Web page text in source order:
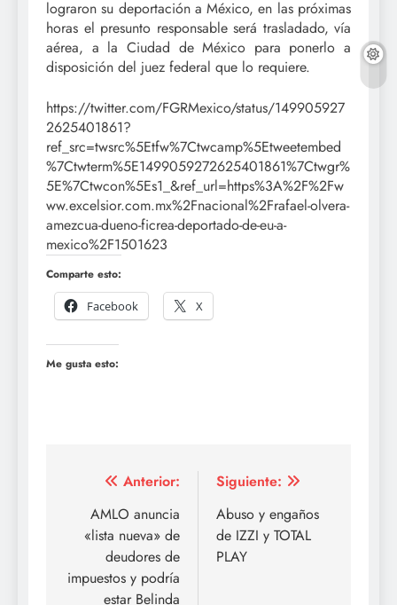
lograron su deportación a México, en las próximas
horas el presunto responsable será trasladado, vía
aérea, a la Ciudad de México para ponerlo a
disposición del juez federal que lo requiere.
https://twitter.com/FGRMexico/status/149905927
2625401861?
ref_src=twsrc%5Etfw%7Ctwcamp%5Etweetembed
%7Ctwterm%5E1499059272625401861%7Ctwgr%
5E%7Ctwcon%5Es1_&ref_url=https%3A%2F%2Fw
ww.excelsior.com.mx%2Fnacional%2Frafael-olvera-
amezcua-dueno-ficrea-deportado-de-eu-a-
mexico%2F1501623
Comparte esto:
Facebook
X
Me gusta esto:
Navegación
entradas
Anterior:
AMLO anuncia
«lista nueva» de
deudores de
impuestos y podría
estar Belinda
Siguiente:
Abuso y engaños
de IZZI y TOTAL
PLAY